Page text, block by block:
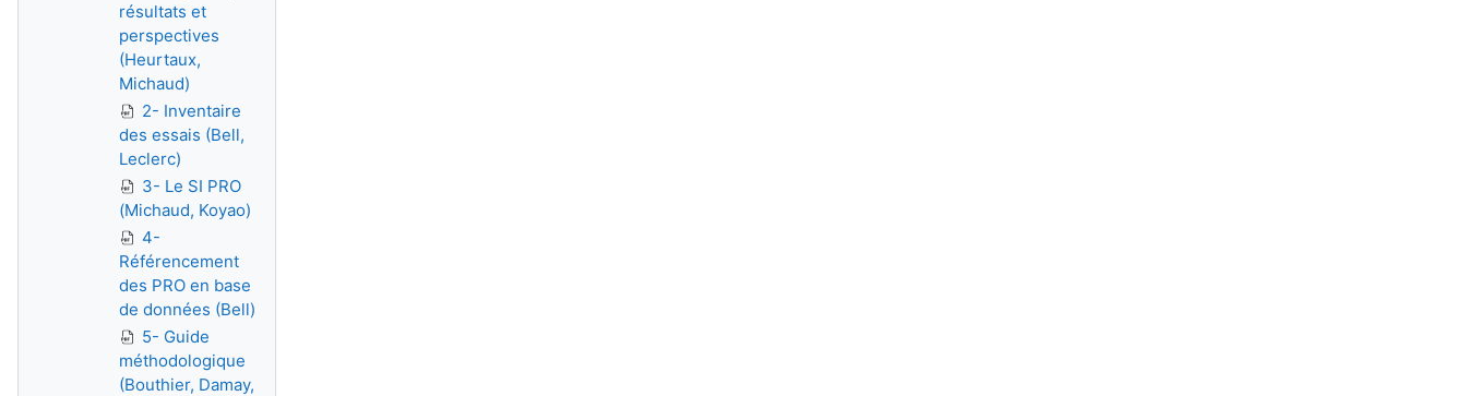
résultats et
perspectives
(Heurtaux,
Michaud)
2- Inventaire
des essais (Bell,
Leclerc)
3- Le SI PRO
(Michaud, Koyao)
4-
Référencement
des PRO en base
de données (Bell)
5- Guide
méthodologique
(Bouthier, Damay,